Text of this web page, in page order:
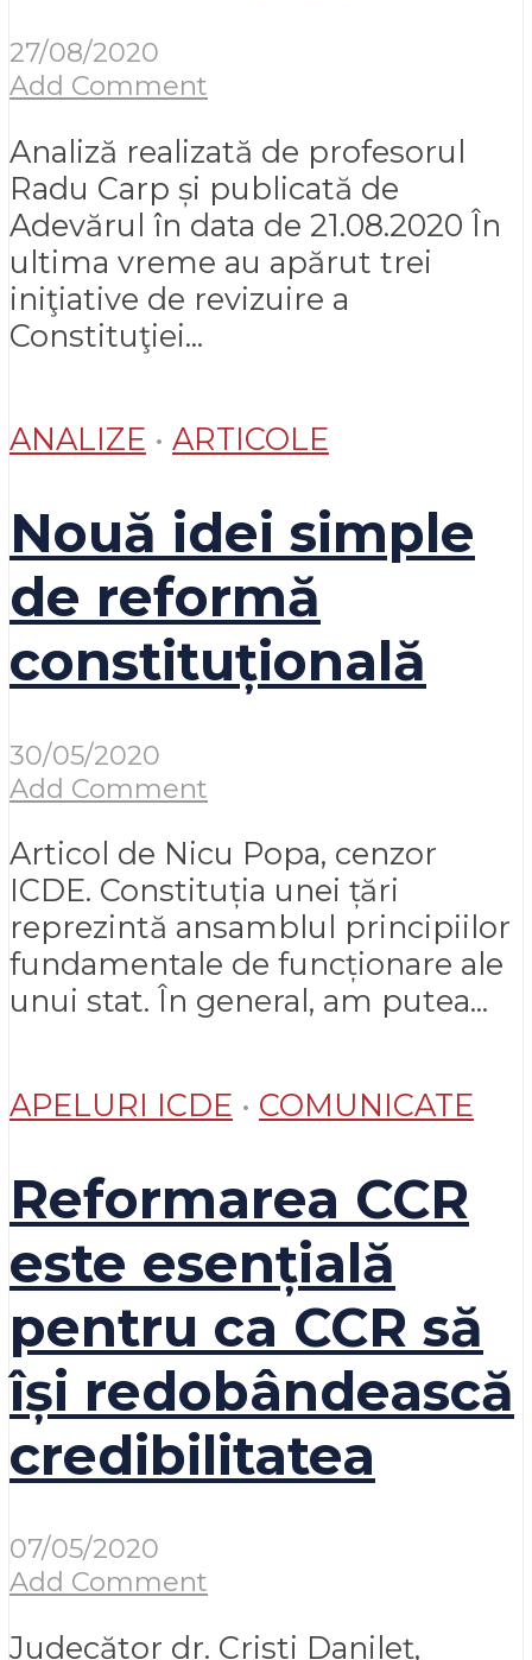
27/08/2020
Add Comment
Analiză realizată de profesorul
Radu Carp și publicată de
Adevărul în data de 21.08.2020 În
ultima vreme au apărut trei
iniţiative de revizuire a
Constituţiei...
ANALIZE • ARTICOLE
Nouă idei simple
de reformă
constituțională
30/05/2020
Add Comment
Articol de Nicu Popa, cenzor
ICDE. Constituția unei țări
reprezintă ansamblul principiilor
fundamentale de funcționare ale
unui stat. În general, am putea...
APELURI ICDE • COMUNICATE
Reformarea CCR
este esențială
pentru ca CCR să
își redobândească
credibilitatea
07/05/2020
Add Comment
Judecător dr. Cristi Danileț,